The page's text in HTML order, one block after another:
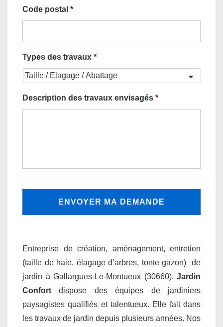
Code postal *
Types des travaux *
Description des travaux envisagés *
Entreprise de création, aménagement, entretien
(taille de haie, élagage d’arbres, tonte gazon) de
jardin à Gallargues-Le-Montueux (30660). Jardin
Confort dispose des équipes de jardiniers
paysagistes qualifiés et talentueux. Elle fait dans
les travaux de jardin depuis plusieurs années. Nos